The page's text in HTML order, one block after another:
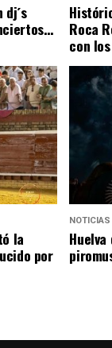
Roca
con
la
por
NOTICIAS